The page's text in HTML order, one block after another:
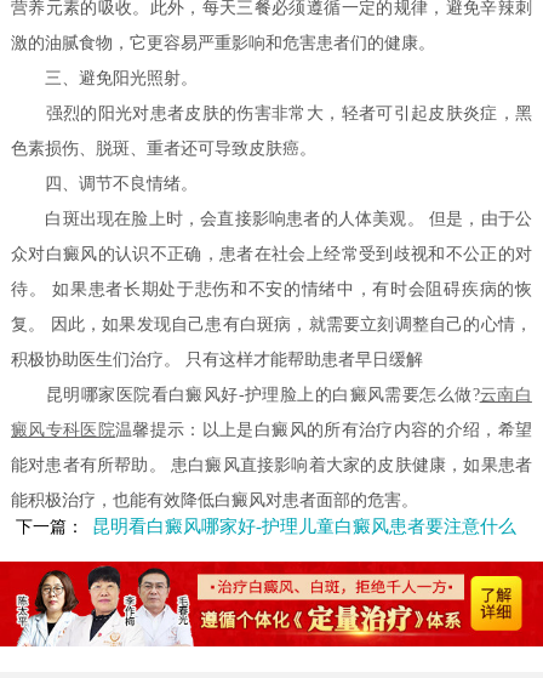
营养元素的吸收。此外，每天三餐必须遵循一定的规律，避免辛辣刺
激的油腻食物，它更容易严重影响和危害患者们的健康。
三、避免阳光照射。
强烈的阳光对患者皮肤的伤害非常大，轻者可引起皮肤炎症，黑
色素损伤、脱斑、重者还可导致皮肤癌。
四、调节不良情绪。
白斑出现在脸上时，会直接影响患者的人体美观。 但是，由于公
众对白癜风的认识不正确，患者在社会上经常受到歧视和不公正的对
待。 如果患者长期处于悲伤和不安的情绪中，有时会阻碍疾病的恢
复。 因此，如果发现自己患有白斑病，就需要立刻调整自己的心情，
积极协助医生们治疗。 只有这样才能帮助患者早日缓解
昆明哪家医院看白癜风好-护理脸上的白癜风需要怎么做?云南白
癜风专科医院温馨提示：以上是白癜风的所有治疗内容的介绍，希望
能对患者有所帮助。 患白癜风直接影响着大家的皮肤健康，如果患者
能积极治疗，也能有效降低白癜风对患者面部的危害。
下一篇：
昆明看白癜风哪家好-护理儿童白癜风患者要注意什么